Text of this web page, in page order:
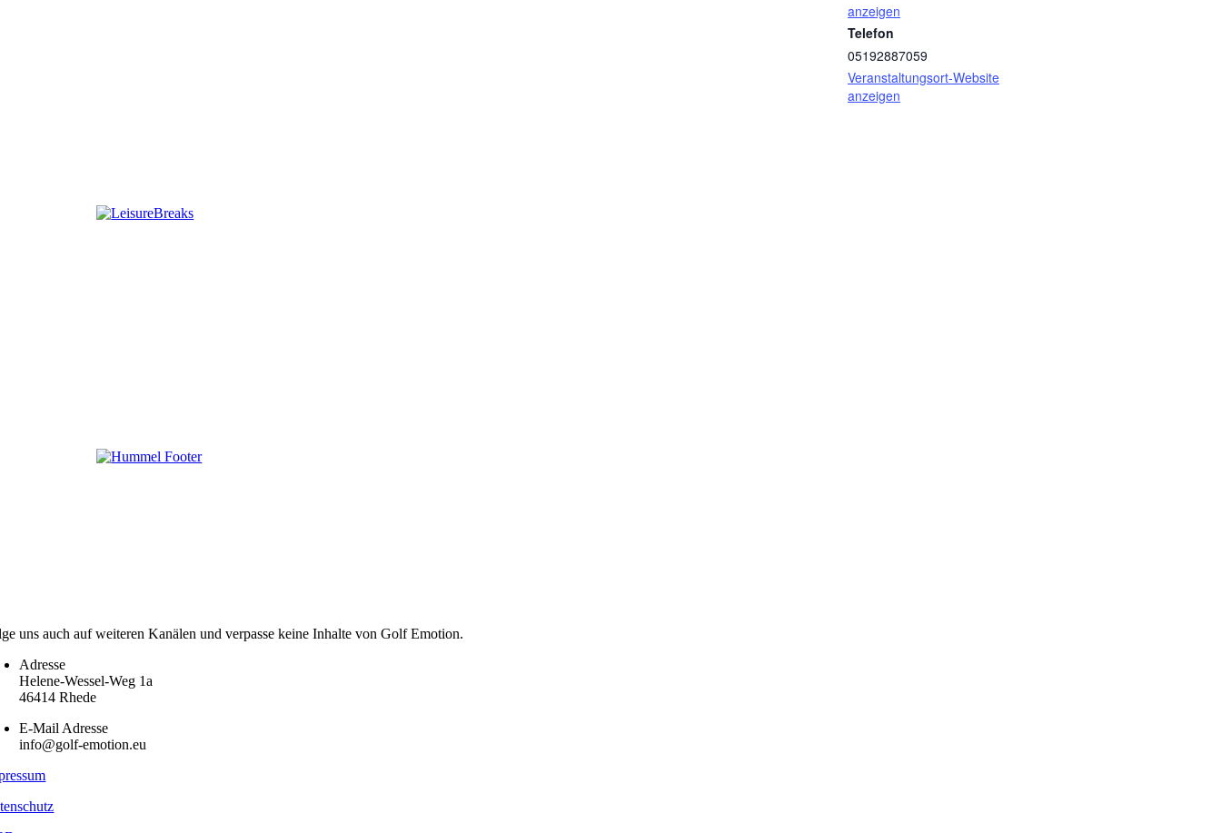
anzeigen
Telefon
05192887059
Veranstaltungsort-Website
anzeigen
uns auch auf weiteren Kanälen und verpasse keine Inhalte von Golf Emotion.
Adresse
Helene-Wessel-Weg 1a
46414 Rhede
E-Mail Adresse
info@golf-emotion.eu